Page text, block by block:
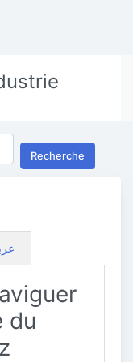
Recherche
du